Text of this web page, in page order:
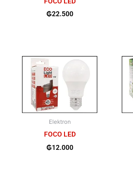
₲22.500
Elektron
FOCO LED
₲12.000